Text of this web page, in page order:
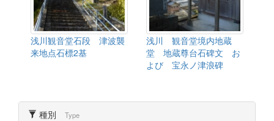
浅川観音堂石段 津波襲
来地点石標2基
浅川 観音堂境内地蔵
堂 地蔵尊台石碑文 お
よび 宝永ノ津浪碑
種別 Type